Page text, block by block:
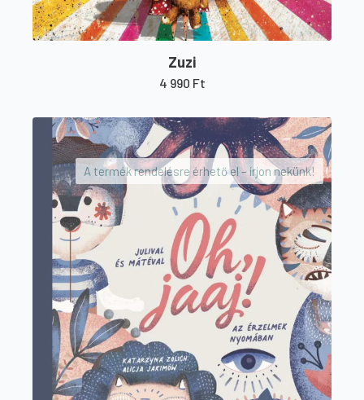
Zuzi
4 990 Ft
A termék rendelésre érhető el – írjon nekünk!